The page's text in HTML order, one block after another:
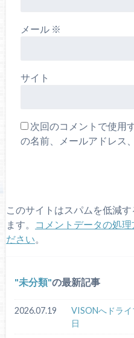
メール ※
サイト
次回のコメントで使用
の名前、メールアドレス
このサイトはスパムを低減
ます。
コメントデータの処
ださい
未分類 の最新記事
2026.07.19
VISONへドラ
日